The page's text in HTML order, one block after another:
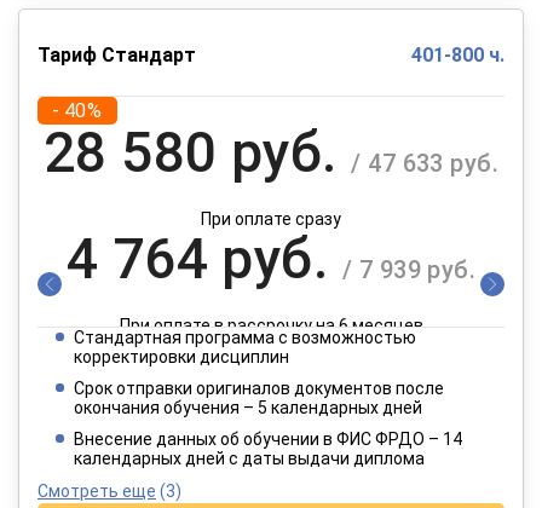
Тариф Стандарт 401-800 ч.
- 40%
28 580 руб. / 47 633 руб.
При оплате сразу
4 764 руб. / 7 939 руб.
При оплате в рассрочку на 6 месяцев
2 382 руб.
При оплате в рассрочку на 12 месяцев
Стандартная программа с возможностью
корректировки дисциплин
Срок отправки оригиналов документов после
окончания обучения – 5 календарных дней
Внесение данных об обучении в ФИС ФРДО – 14
календарных дней с даты выдачи диплома
Смотреть еще (3)